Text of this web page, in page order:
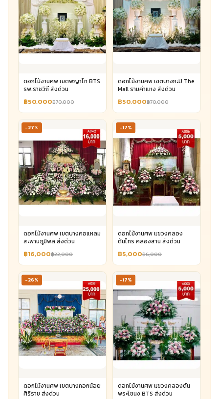
ดอกไม้งานศพ เขตพญาไท BTS
รพ.ราชวิถี ส่งด่วน
฿50,000฿70,000
ดอกไม้งานศพ เขตบางกะปิ The
Mall รามคำแหง ส่งด่วน
฿50,000฿70,000
-27%
ดอกไม้งานศพ เขตบางคอแหลม
สะพานภูมิพล ส่งด่วน
฿16,000฿22,000
-17%
ดอกไม้งานศพ แขวงคลอง
ต้นไทร คลองสาน ส่งด่วน
฿5,000฿6,000
-26%
ดอกไม้งานศพ เขตบางกอกน้อย
ศิริราช ส่งด่วน
-17%
ดอกไม้งานศพ แขวงคลองตัน
พระโขนง BTS ส่งด่วน